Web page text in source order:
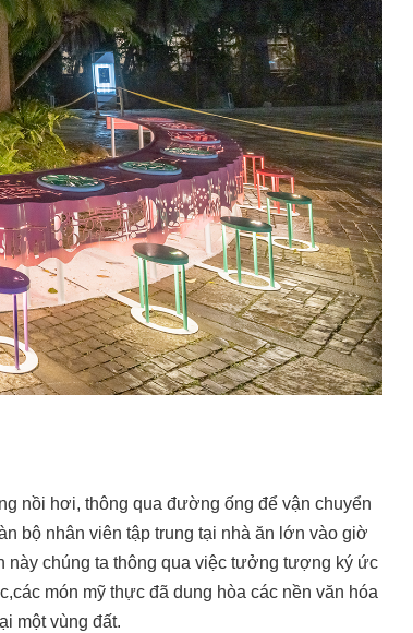
nồi hơi, thông qua đường ống để vận chuyển
bộ nhân viên tập trung tại nhà ăn lớn vào giờ
này chúng ta thông qua việc tưởng tượng ký ức
món mỹ thực đã dung hòa các nền văn hóa
một vùng đất.